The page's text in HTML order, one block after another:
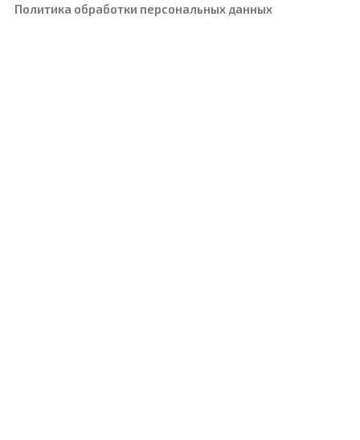
Политика обработки персональных данных